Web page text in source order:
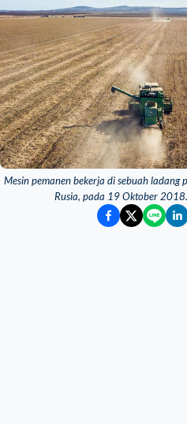
Mesin pemanen bekerja di sebuah
Rusia, pada 19 Oktober